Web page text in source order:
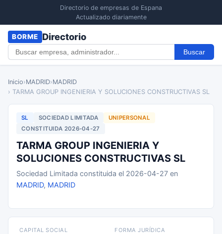
Directorio de empresas de Espana
Actualizado diariamente
BORME Directorio
Buscar
Inicio›MADRID›MADRID
› TARMA GROUP INGENIERIA Y SOLUCIONES CONSTRUCTIVAS SL
SL SOCIEDAD LIMITADA
UNIPERSONAL
CONSTITUIDA 2026-04-27
TARMA GROUP INGENIERIA Y
SOLUCIONES CONSTRUCTIVAS SL
Sociedad Limitada constituida el 2026-04-27 en
MADRID, MADRID
CAPITAL SOCIAL FORMA JURÍDICA